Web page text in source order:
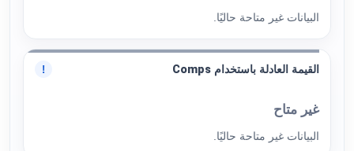
البيانات غير متاحة حاليًا.
القيمة العادلة باستخدام Comps !
غير متاح
البيانات غير متاحة حاليًا.